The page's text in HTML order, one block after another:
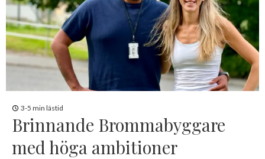
3-5 min lästid
Brinnande Brommabyggare
med höga ambitioner